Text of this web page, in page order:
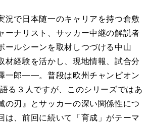
で日本随一のキャリアを持つ倉敷
ーナリスト、サッカー中継の解説者
ールシーンを取材しつづける中山
材経験を活かし、現地情報、試合分
一郎――。普段は欧州チャンピオン
る３人ですが、このシリーズではあ
の刃』とサッカーの深い関係性につ
は、前回に続いて「育成」がテーマ